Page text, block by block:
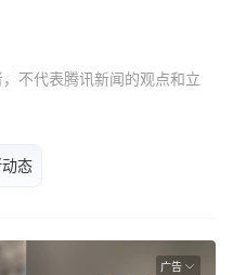
不代表腾讯新闻的观点和立
态
广告